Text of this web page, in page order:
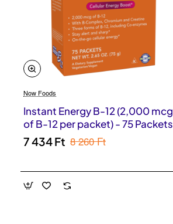
Now Foods
Instant Energy B-12 (2,000 mcg
of B-12 per packet) - 75 Packets
7 434 Ft 8 260 Ft